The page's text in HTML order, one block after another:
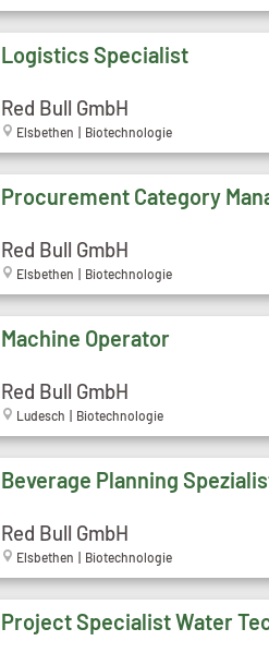
Logistics Specialist
Red Bull GmbH
Elsbethen | Biotechnologie
Procurement Category
Red Bull GmbH
Elsbethen | Biotechnologie
Machine Operator
Red Bull GmbH
Ludesch | Biotechnologie
Beverage Planning
Red Bull GmbH
Elsbethen | Biotechnologie
Project Specialist Water